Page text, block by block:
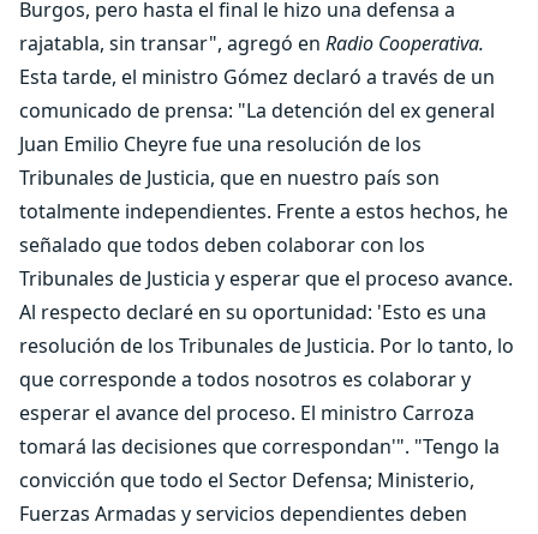
Burgos, pero hasta el final le hizo una defensa a
rajatabla, sin transar", agregó en Radio Cooperativa.
Esta tarde, el ministro Gómez declaró a través de un
comunicado de prensa: "La detención del ex general
Juan Emilio Cheyre fue una resolución de los
Tribunales de Justicia, que en nuestro país son
totalmente independientes. Frente a estos hechos, he
señalado que todos deben colaborar con los
Tribunales de Justicia y esperar que el proceso avance.
Al respecto declaré en su oportunidad: 'Esto es una
resolución de los Tribunales de Justicia. Por lo tanto, lo
que corresponde a todos nosotros es colaborar y
esperar el avance del proceso. El ministro Carroza
tomará las decisiones que correspondan'". "Tengo la
convicción que todo el Sector Defensa; Ministerio,
Fuerzas Armadas y servicios dependientes deben